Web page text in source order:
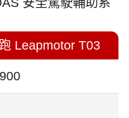
Leapmotor T03